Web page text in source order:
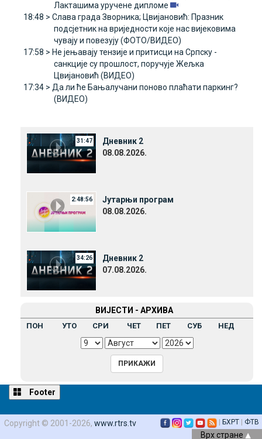
Лакташима уручене дипломе
18:48 > Слава града Зворника; Цвијановић: Празник
подсјетник на вриједности које нас вијековима
чувају и повезују (ФОТО/ВИДЕО)
17:58 > Не јењавају тензије и притисци на Српску -
санкције су прошлост, поручује Жељка
Цвијановић (ВИДЕО)
17:34 > Да ли ће Бањалучани поново плаћати паркинг?
(ВИДЕО)
31:47
Дневник 2
08.08.2026.
2:48:56
Јутарњи програм
08.08.2026.
34:26
Дневник 2
07.08.2026.
ВИЈЕСТИ - АРХИВА
ПОН УТО СРИ ЧЕТ ПЕТ СУБ НЕД
Footer
Copyright © 2001-2026, www.rtrs.tv БХРТ ФТВ
Врх стране